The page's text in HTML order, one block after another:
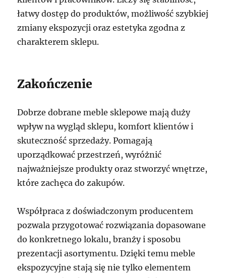
łatwy dostęp do produktów, możliwość szybkiej
zmiany ekspozycji oraz estetyka zgodna z
charakterem sklepu.
Zakończenie
Dobrze dobrane meble sklepowe mają duży
wpływ na wygląd sklepu, komfort klientów i
skuteczność sprzedaży. Pomagają
uporządkować przestrzeń, wyróżnić
najważniejsze produkty oraz stworzyć wnętrze,
które zachęca do zakupów.
Współpraca z doświadczonym producentem
pozwala przygotować rozwiązania dopasowane
do konkretnego lokalu, branży i sposobu
prezentacji asortymentu. Dzięki temu meble
ekspozycyjne stają się nie tylko elementem